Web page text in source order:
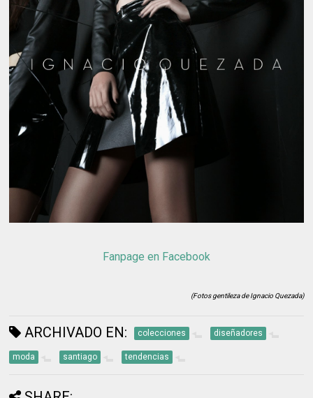
Fanpage en Facebook
(Fotos gentileza de Ignacio Quezada)
ARCHIVADO EN: colecciones diseñadores
moda santiago tendencias